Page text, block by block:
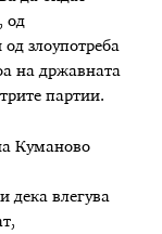
од
злоупотреба
на државната
партии.
Куманово
дека влегува